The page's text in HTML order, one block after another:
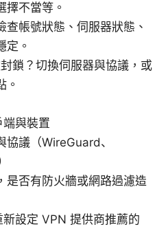
擇不當等。
查帳號狀態、伺服器狀態、
定。
鎖？切換伺服器與協議，或
。
與裝置
協議（WireGuard、
是否有防火牆或網路過濾造
設定 VPN 提供商推薦的